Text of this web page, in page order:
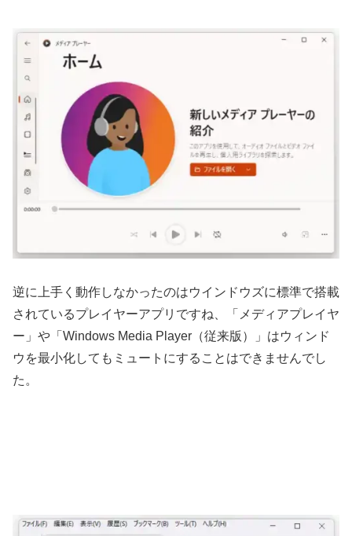
逆に上手く動作しなかったのはウインドウズに標準で搭載
されているプレイヤーアプリですね、「メディアプレイヤ
ー」や「Windows Media Player（従来版）」はウィンド
ウを最小化してもミュートにすることはできませんでし
た。